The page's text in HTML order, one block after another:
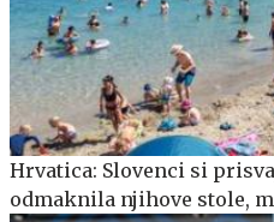
Hrvatica: Slovenci si
odmaknila njihove stole,